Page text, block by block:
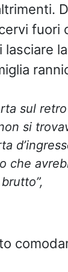
fuori
sul
si
che